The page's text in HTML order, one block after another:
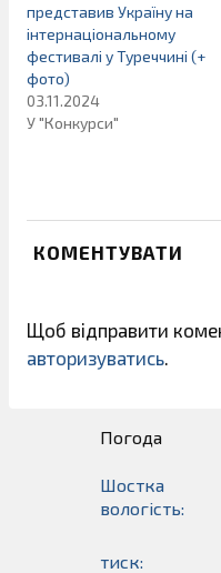
представив Україну на
інтернаціональному
фестивалі у Туреччині (+
фото)
03.11.2024
У "Конкурси"
КОМЕНТУВАТИ
Щоб відправити
авторизуватись
Погода
Шостка
вологість:
тиск: